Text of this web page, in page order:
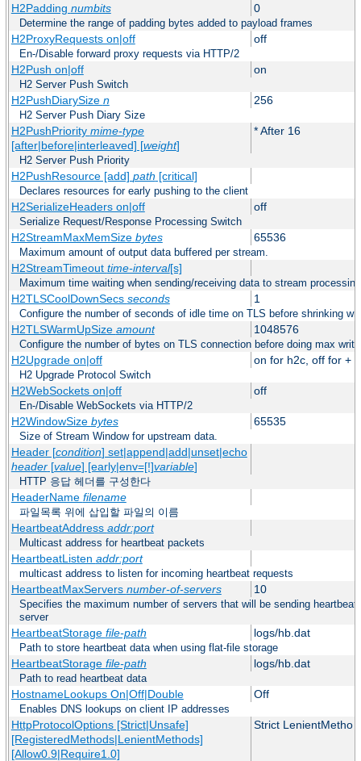
H2Padding numbits 0
Determine the range of padding bytes added to payload frames
H2ProxyRequests on|off off
En-/Disable forward proxy requests via HTTP/2
H2Push on|off on
H2 Server Push Switch
H2PushDiarySize n 256
H2 Server Push Diary Size
H2PushPriority mime-type
[after|before|interleaved] [weight]
* After 16
H2 Server Push Priority
H2PushResource [add] path [critical]
Declares resources for early pushing to the client
H2SerializeHeaders on|off off
Serialize Request/Response Processing Switch
H2StreamMaxMemSize bytes 65536
Maximum amount of output data buffered per stream.
H2StreamTimeout time-interval[s]
Maximum time waiting when sending/receiving data to stream processing
H2TLSCoolDownSecs seconds 1
Configure the number of seconds of idle time on TLS before shrinking
H2TLSWarmUpSize amount 1048576
Configure the number of bytes on TLS connection before doing max
H2Upgrade on|off on for h2c, off for +
H2 Upgrade Protocol Switch
H2WebSockets on|off off
En-/Disable WebSockets via HTTP/2
H2WindowSize bytes 65535
Size of Stream Window for upstream data.
Header [condition] set|append|add|unset|echo
header[value] [early|env=[!]variable]
HTTP 응답 헤더를 구성한다
HeaderName filename
파일목록 위에 삽입할 파일의 이름
HeartbeatAddress addr:port
Multicast address for heartbeat packets
HeartbeatListen addr:port
multicast address to listen for incoming heartbeat requests
HeartbeatMaxServers number-of-servers 10
Specifies the maximum number of servers that will be sending
server
HeartbeatStorage file-path logs/hb.dat
Path to store heartbeat data when using flat-file storage
HeartbeatStorage file-path logs/hb.dat
Path to read heartbeat data
HostnameLookups On|Off|Double Off
Enables DNS lookups on client IP addresses
HttpProtocolOptions [Strict|Unsafe]
[RegisteredMethods|LenientMethods]
[Allow0.9|Require1.0]
Strict LenientMetho